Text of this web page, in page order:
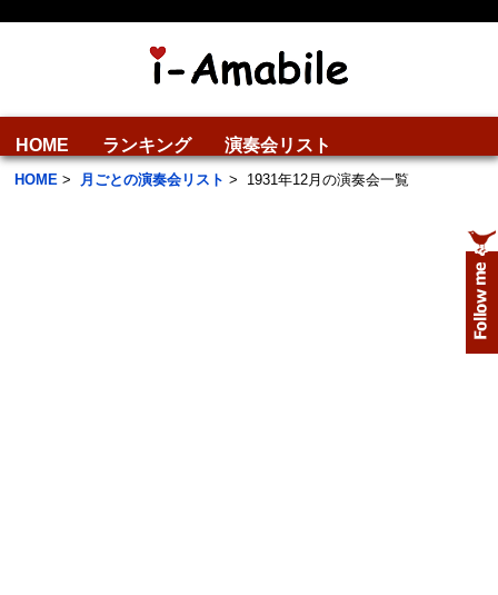
HOME ランキング 演奏会リスト
HOME > 月ごとの演奏会リスト > 1931年12月の演奏会一覧